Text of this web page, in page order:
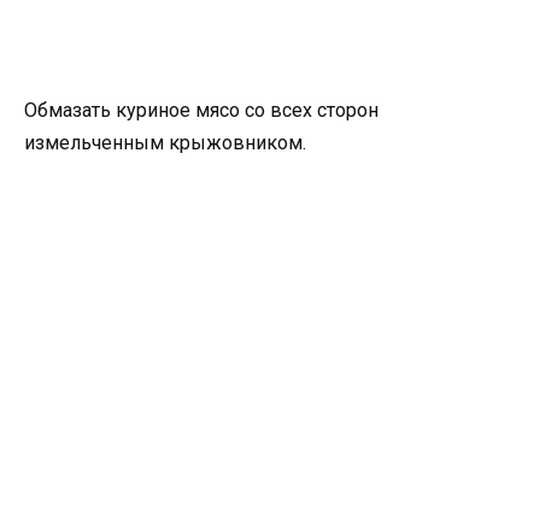
Обмазать куриное мясо со всех сторон
измельченным крыжовником.